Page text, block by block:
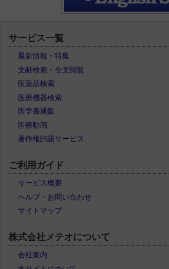
サービス一覧
最新情報・特集
文献検索・全文閲覧
医薬品検索
医療機器検索
医学書通販
医療動画
著作権許諾サービス
ご利用ガイド
サービス概要
ヘルプ・お問い合わせ
サイトマップ
株式会社メテオについて
会社案内